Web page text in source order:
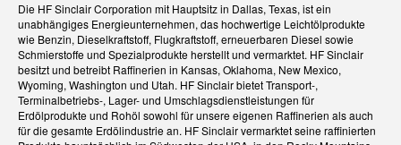
Die HF Sinclair Corporation mit Hauptsitz in Dallas, Texas, ist ein
unabhängiges Energieunternehmen, das hochwertige Leichtölprodukte
wie Benzin, Dieselkraftstoff, Flugkraftstoff, erneuerbaren Diesel sowie
Schmierstoffe und Spezialprodukte herstellt und vermarktet. HF Sinclair
besitzt und betreibt Raffinerien in Kansas, Oklahoma, New Mexico,
Wyoming, Washington und Utah. HF Sinclair bietet Transport-,
Terminalbetriebs-, Lager- und Umschlagsdienstleistungen für
Erdölprodukte und Rohöl sowohl für unsere eigenen Raffinerien als auch
für die gesamte Erdölindustrie an. HF Sinclair vermarktet seine raffinierten